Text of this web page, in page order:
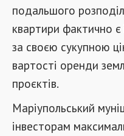
подальшого
квартири фактично є
за своєю сукупною
вартості оренди
проєктів.
Маріупольський
інвесторам